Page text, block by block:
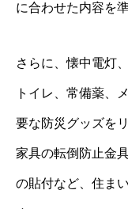
に合わせた内容を
さらに、懐中電灯
トイレ、常備薬、
要な防災グッズを
家具の転倒防止金
の貼付など、住ま